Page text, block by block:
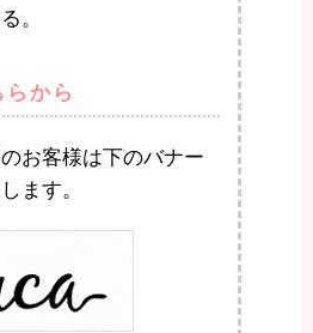
。
から
お客様は下のバナー
ます。